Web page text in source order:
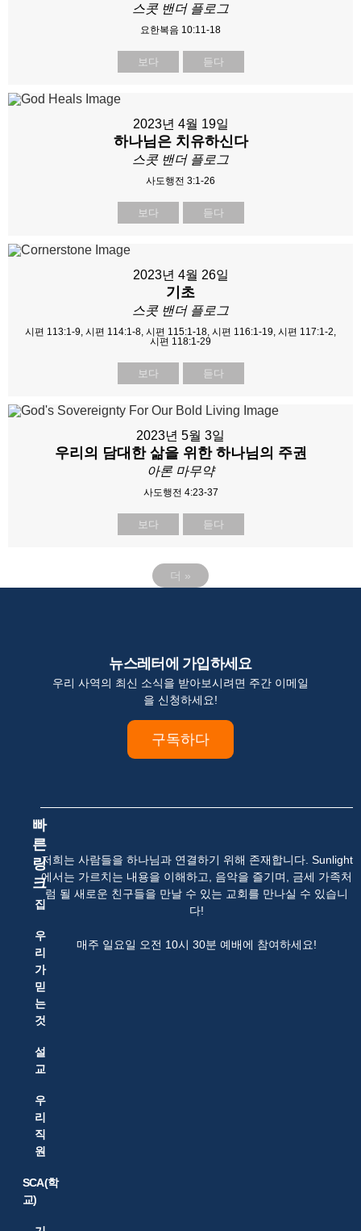
스콧 밴더 플로그
요한복음 10:11-18
보다 듣다
2023년 4월 19일
하나님은 치유하신다
스콧 밴더 플로그
사도행전 3:1-26
보다 듣다
2023년 4월 26일
기초
스콧 밴더 플로그
시편 113:1-9, 시편 114:1-8, 시편 115:1-18, 시편 116:1-19, 시편 117:1-2,
시편 118:1-29
보다 듣다
2023년 5월 3일
우리의 담대한 삶을 위한 하나님의 주권
아론 마무약
사도행전 4:23-37
보다 듣다
더 »
뉴스레터에 가입하세요
우리 사역의 최신 소식을 받아보시려면 주간 이메일
을 신청하세요!
구독하다
빠
른
링
크
집
우
리
가
믿
는
것
설
교
우
리
직
원
SCA(학
교)
저희는 사람들을 하나님과 연결하기 위해 존재합니다. Sunlight
에서는 가르치는 내용을 이해하고, 음악을 즐기며, 금세 가족처
럼 될 새로운 친구들을 만날 수 있는 교회를 만나실 수 있습니
다!
매주 일요일 오전 10시 30분 예배에 참여하세요!